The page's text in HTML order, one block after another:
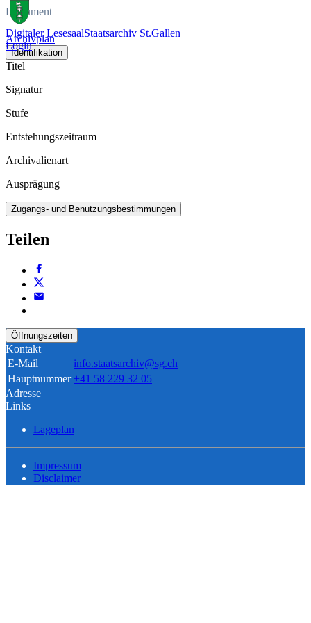
Digitaler LesesaalStaatsarchiv St.Gallen
Login
Dokument
Archivplan
Identifikation
Titel
Signatur
Stufe
Entstehungszeitraum
Archivalienart
Ausprägung
Zugangs- und Benutzungsbestimmungen
Teilen
Öffnungszeiten
Kontakt
E-Mail
info.staatsarchiv@sg.ch
Hauptnummer +41 58 229 32 05
Adresse
Links
Lageplan
Impressum
Disclaimer